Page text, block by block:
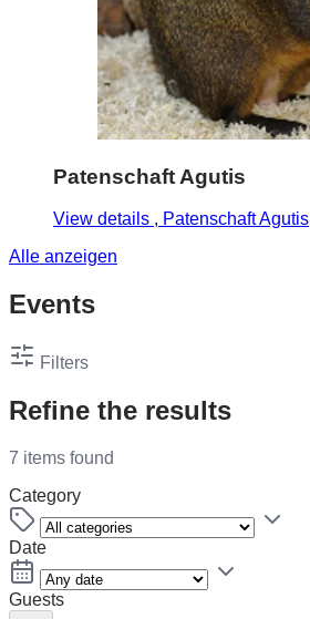
Patenschaft Agutis
View details , Patenschaft Agutis
Alle anzeigen
Events
Filters
Refine the results
7 items found
Category
Date
Guests